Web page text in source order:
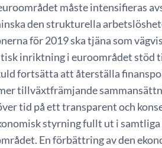
måste intensifieras
den strukturella
för 2019 ska tjäna som
inriktning i euroområdet stöd
fortsätta att återställa
tillväxtfrämjande
tid på ett transparent och
styrning fullt ut i samtliga
En förbättring av den